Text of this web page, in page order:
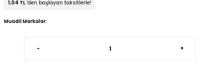
1,04 TL 'den başlayan taksitlerle!
Muadil Markalar:
- +